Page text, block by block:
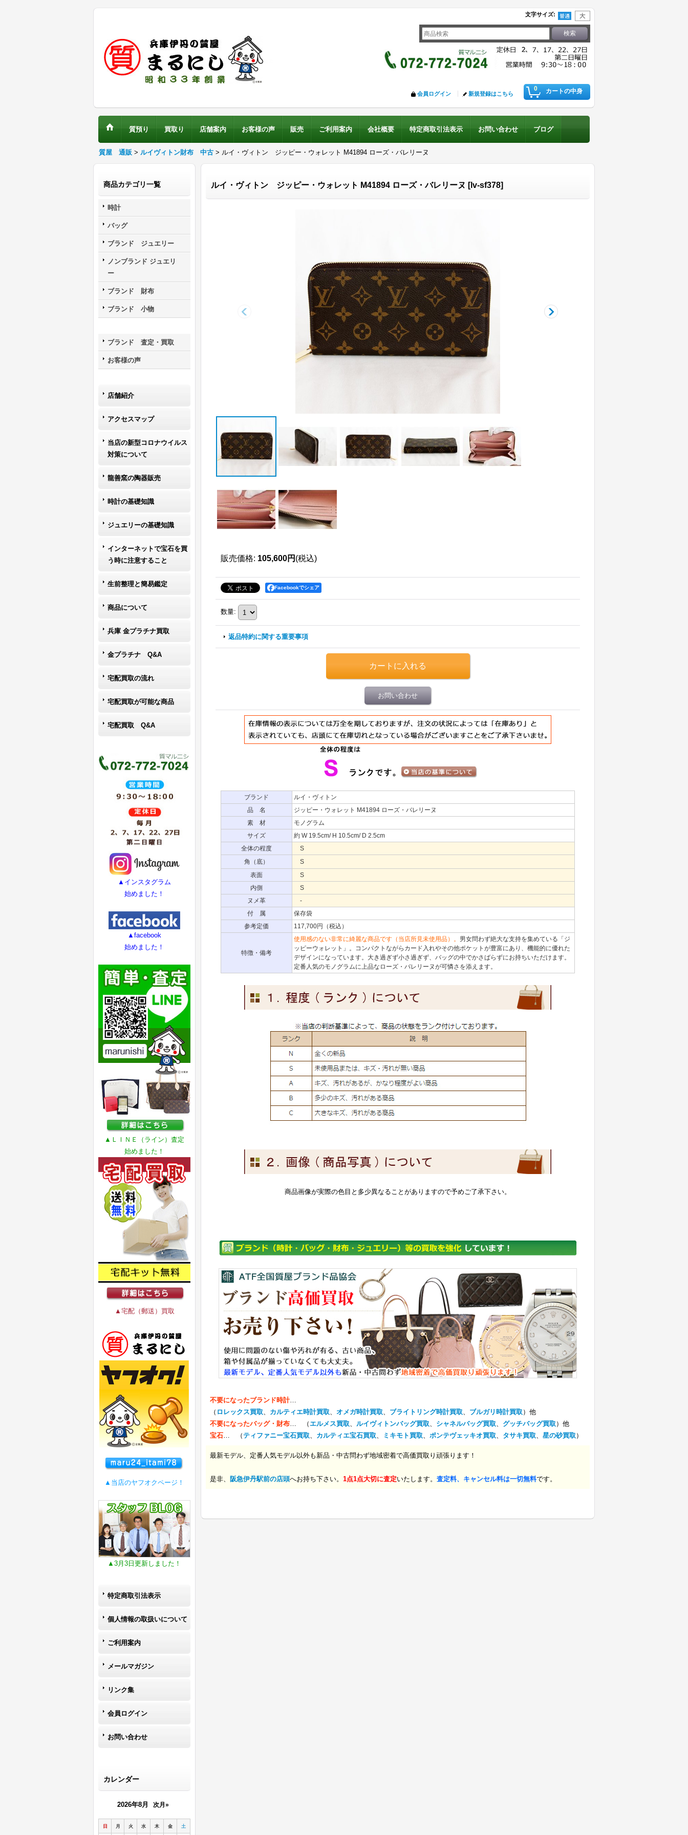
質屋 通販 > ルイヴィトン財布 中古 > ルイ・ヴィトン ジッピー・ウォレット M41894 ローズ・バレリーヌ
文字サイズ:
0 カートの中身
会員ログイン 新規登録はこちら
質預り 買取り 店舗案内 お客様の声 販売 ご利用案内 会社概要 特定商取引法表示 お問い合わせ ブログ
商品カテゴリ一覧
時計
バッグ
ブランド ジュエリー
ノンブランド ジュエリ
ー
ブランド 財布
ブランド 小物
ブランド 査定・買取
お客様の声
店舗紹介
アクセスマップ
当店の新型コロナウイルス
対策について
龍善窯の陶器販売
時計の基礎知識
ジュエリーの基礎知識
インターネットで宝石を買
う時に注意すること
生前整理と簡易鑑定
商品について
兵庫 金プラチナ買取
金プラチナ Q&A
宅配買取の流れ
宅配買取が可能な商品
宅配買取 Q&A
▲インスタグラム
始めました！
▲facebook
始めました！
▲ＬＩＮＥ（ライン）査定
始めました！
▲宅配（郵送）買取
▲当店のヤフオクページ！
▲3月3日更新しました！
特定商取引法表示
個人情報の取扱いについて
ご利用案内
メールマガジン
リンク集
会員ログイン
お問い合わせ
カレンダー
2026年8月 次月»
日 月 火 水 木 金 土
ルイ・ヴィトン ジッピー・ウォレット M41894 ローズ・バレリーヌ [lv-sf378]
販売価格: 105,600円 (税込)
Facebookでシェア
数量:
返品特約に関する重要事項
お問い合わせ
ブランド
ルイ・ヴィトン
品 名
ジッピー・ウォレット M41894 ローズ・バレリーヌ
素 材
モノグラム
サイズ
約 W 19.5cm/ H 10.5cm/ D 2.5cm
全体の程度
S
角（底）
S
表面
S
内側
S
ヌメ革
-
付 属
保存袋
参考定価
117,700円（税込）
特徴・備考
使用感のない非常に綺麗な商品です（当店所見未使用品）。 男女問わず絶大な支持を集めている「ジ
ッピーウォレット」。コンパクトながらカード入れやその他ポケットが豊富にあり、機能的に優れた
デザインになっています。大き過ぎず小さ過ぎず、バッグの中でかさばらずにお持ちいただけます。
定番人気のモノグラムに上品なローズ・バレリーヌが可憐さを添えます。
商品画像が実際の色目と多少異なることがありますので予めご了承下さい。
不要になったブランド時計…
（ ロレックス買取、 カルティエ時計買取、 オメガ時計買取、 ブライトリング時計買取、 ブルガリ時計買取 ）他
不要になったバッグ・財布… （ エルメス買取、 ルイヴィトンバッグ買取、 シャネルバッグ買取、 グッチバッグ買取 ）他
宝石… （ティファニー宝石買取、 カルティエ宝石買取、 ミキモト買取、 ポンテヴェッキオ買取、 タサキ買取、 星の砂買取 ）
最新モデル、定番人気モデル以外も新品・中古問わず地域密着で高価買取り頑張ります！
是非、 阪急伊丹駅前の店頭へお持ち下さい。 1点1点大切に査定いたします。 査定料、キャンセル料は一切無料です。